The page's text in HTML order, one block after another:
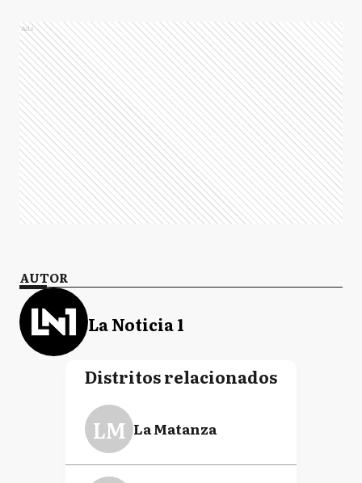
Ads
AUTOR
La Noticia 1
Distritos relacionados
LM La Matanza